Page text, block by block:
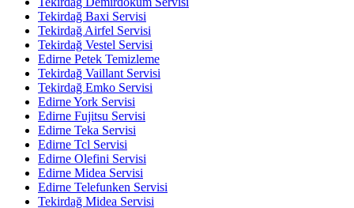
Tekirdağ Baxi Servisi
Tekirdağ Airfel Servisi
Tekirdağ Vestel Servisi
Edirne Petek Temizleme
Tekirdağ Vaillant Servisi
Tekirdağ Emko Servisi
Edirne York Servisi
Edirne Fujitsu Servisi
Edirne Teka Servisi
Edirne Tcl Servisi
Edirne Olefini Servisi
Edirne Midea Servisi
Edirne Telefunken Servisi
Tekirdağ Midea Servisi